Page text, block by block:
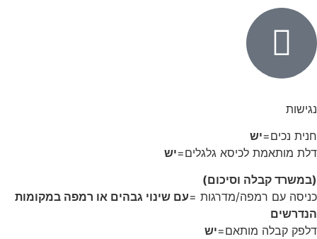
נגישות
חנית נכים=יש
דלת מותאמת לכיסא גלגלים=יש
(במשרד קבלה וסיכום)
כניסה עם רמפה/מדרגות =עם שינוי גבהים או רמפה במקומות
הנדרשים
דלפק קבלה מותאם=יש